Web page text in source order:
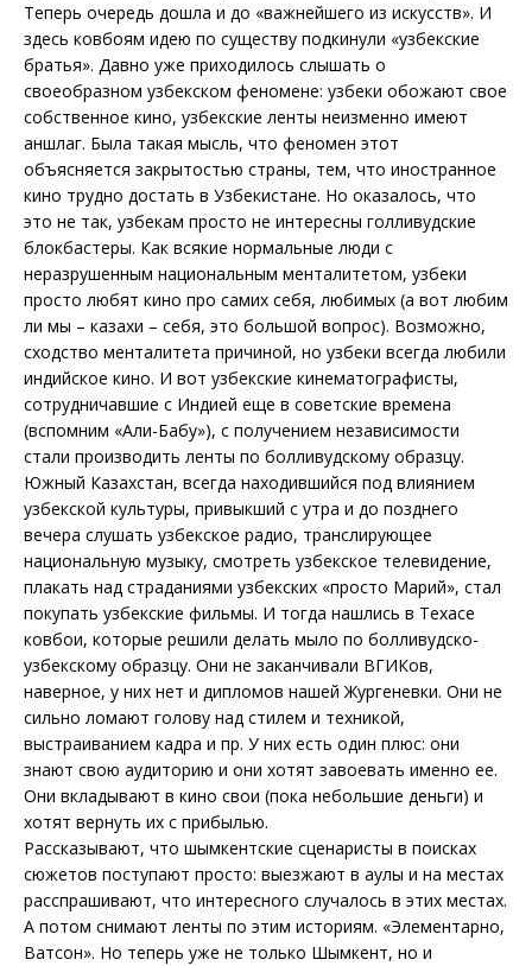
Теперь очередь дошла и до «важнейшего из искусств». И
здесь ковбоям идею по существу подкинули «узбекские
братья». Давно уже приходилось слышать о
своеобразном узбекском феномене: узбеки обожают свое
собственное кино, узбекские ленты неизменно имеют
аншлаг. Была такая мысль, что феномен этот
объясняется закрытостью страны, тем, что иностранное
кино трудно достать в Узбекистане. Но оказалось, что
это не так, узбекам просто не интересны голливудские
блокбастеры. Как всякие нормальные люди с
неразрушенным национальным менталитетом, узбеки
просто любят кино про самих себя, любимых (а вот любим
ли мы – казахи – себя, это большой вопрос). Возможно,
сходство менталитета причиной, но узбеки всегда любили
индийское кино. И вот узбекские кинематографисты,
сотрудничавшие с Индией еще в советские времена
(вспомним «Али-Бабу»), с получением независимости
стали производить ленты по болливудскому образцу.
Южный Казахстан, всегда находившийся под влиянием
узбекской культуры, привыкший с утра и до позднего
вечера слушать узбекское радио, транслирующее
национальную музыку, смотреть узбекское телевидение,
плакать над страданиями узбекских «просто Марий», стал
покупать узбекские фильмы. И тогда нашлись в Техасе
ковбои, которые решили делать мыло по болливудско-
узбекскому образцу. Они не заканчивали ВГИКов,
наверное, у них нет и дипломов нашей Жургеневки. Они не
сильно ломают голову над стилем и техникой,
выстраиванием кадра и пр. У них есть один плюс: они
знают свою аудиторию и они хотят завоевать именно ее.
Они вкладывают в кино свои (пока небольшие деньги) и
хотят вернуть их с прибылью.
Рассказывают, что шымкентские сценаристы в поисках
сюжетов поступают просто: выезжают в аулы и на местах
расспрашивают, что интересного случалось в этих местах.
А потом снимают ленты по этим историям. «Элементарно,
Ватсон». Но теперь уже не только Шымкент, но и